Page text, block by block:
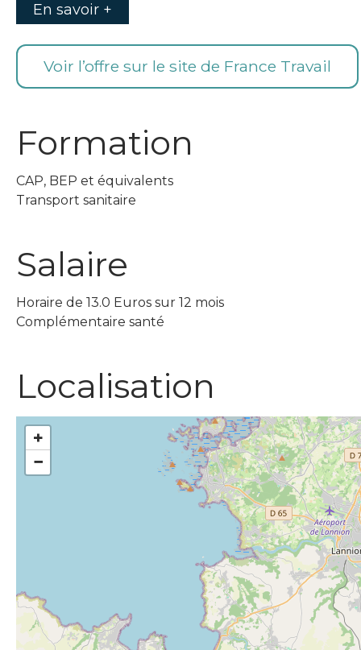
En savoir +
Voir l’offre sur le site de France Travail
Formation
CAP, BEP et équivalents
Transport sanitaire
Salaire
Horaire de 13.0 Euros sur 12 mois
Complémentaire santé
Localisation
+
−